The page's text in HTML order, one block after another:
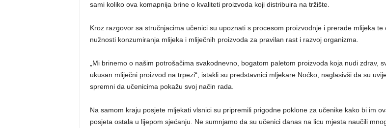
sami koliko ova komapnija brine o kvaliteti proizvoda koji distribuira na tržište.
Kroz razgovor sa stručnjacima učenici su upoznati s procesom proizvodnje i prerade mlijeka te
nužnosti konzumiranja mlijeka i mliječnih proizvoda za pravilan rast i razvoj organizma.
„Mi brinemo o našim potrošačima svakodnevno, bogatom paletom proizvoda koja nudi zdrav,
ukusan mliječni proizvod na trpezi“, istakli su predstavnici mljekare Noćko, naglasivši da su
spremni da učenicima pokažu svoj način rada.
Na samom kraju posjete mljekati vlsnici su pripremili prigodne poklone za učenike kako bi im
posjeta ostala u lijepom sjećanju. Ne sumnjamo da su učenici danas na licu mjesta naučili